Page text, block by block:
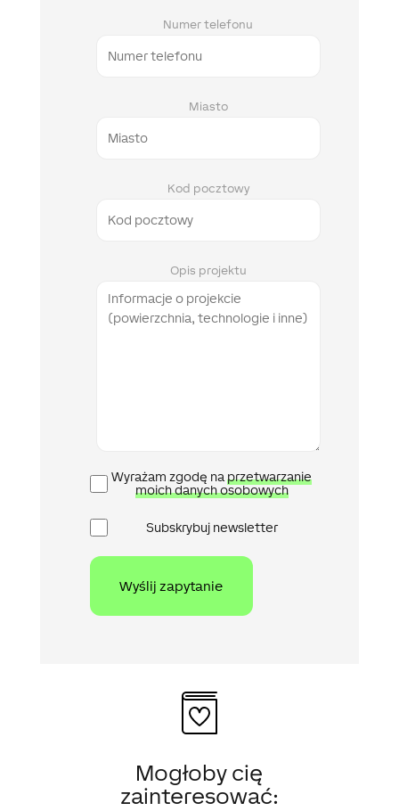
Numer telefonu
Miasto
Kod pocztowy
Opis projektu
Polityka
prywatności
Wyrażam zgodę naprzetwarzanie
moich danych osobowych
Newsletter
Subskrybuj newsletter
Mogłoby cię
zainteresować: